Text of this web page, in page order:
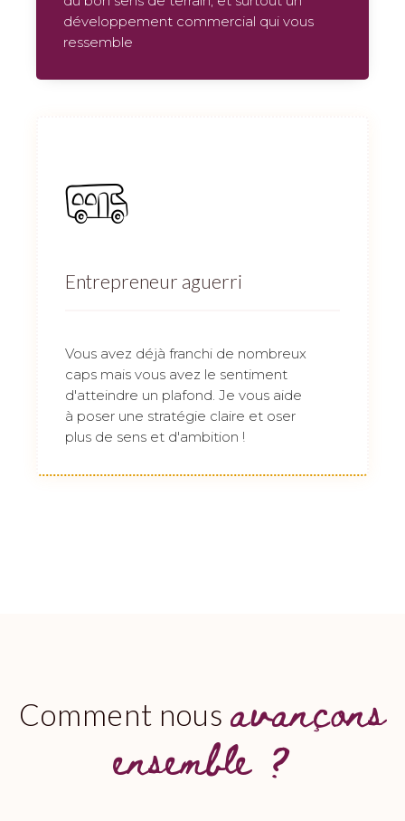
développement commercial qui vous
ressemble
Entrepreneur aguerri
Vous avez déjà franchi de nombreux
caps mais vous avez le sentiment
d'atteindre un plafond. Je vous aide
à poser une stratégie claire et oser
plus de sens et d'ambition !
Comment nous avançons
ensemble ?